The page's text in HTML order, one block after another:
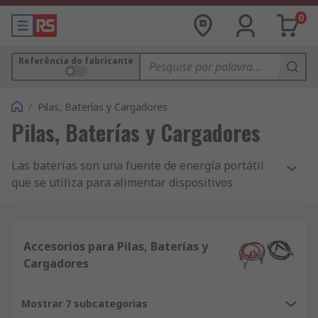
0
Referência do fabricante
/ Pilas, Baterías y Cargadores
Pilas, Baterías y Cargadores
Las baterías son una fuente de energía portátil
que se utiliza para alimentar dispositivos
positivo (ánodo) y un terminal negativo (cátodo).
aplicaciones. Pueden alimentar dispositivos
Accesorios para Pilas, Baterías y
Cargadores
Mostrar 7 subcategorias